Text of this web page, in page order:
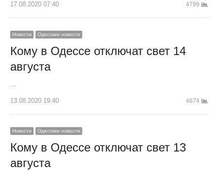
17.08.2020 07:40 4799
Новости Одесские новости
Кому в Одессе отключат свет 14
августа
13.08.2020 19:40 4674
Новости Одесские новости
Кому в Одессе отключат свет 13
августа